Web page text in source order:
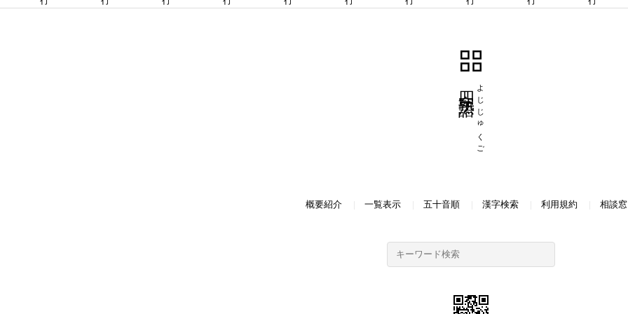
よじじゅくご
概要紹介 一覧表示 五十音順 漢字検索 利用規約 相談